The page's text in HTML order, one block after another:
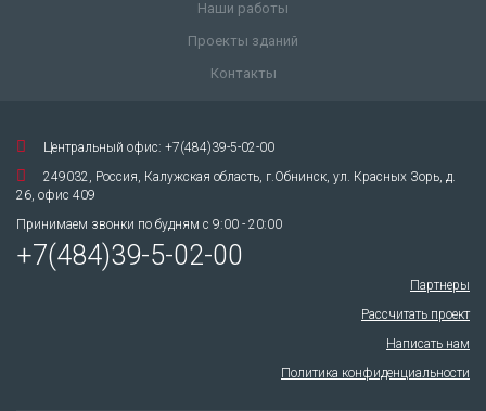
Наши работы
Проекты зданий
Контакты
Центральный офис: +7(484)39-5-02-00
249032, Россия, Калужская область, г.Обнинск, ул. Красных Зорь, д.
26, офис 409
Принимаем звонки по будням с 9:00 - 20:00
+7(484)39-5-02-00
Партнеры
Рассчитать проект
Написать нам
Политика конфиденциальности